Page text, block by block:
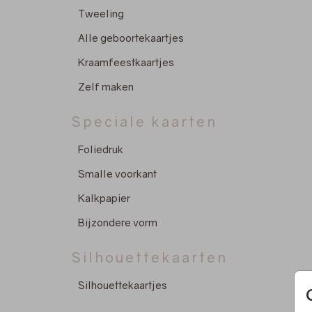
Tweeling
Alle geboortekaartjes
Kraamfeestkaartjes
Zelf maken
Speciale kaarten
Foliedruk
Smalle voorkant
Kalkpapier
Bijzondere vorm
Silhouettekaarten
Silhouettekaartjes